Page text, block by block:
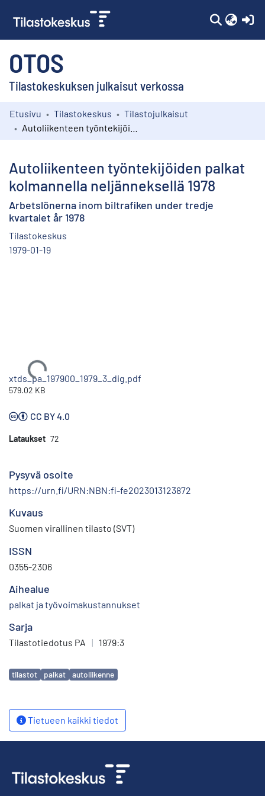
OTOS
Tilastokeskuksen julkaisut verkossa
Kokoelmat
Etusivu Tilastokeskus
Tilastojulkaisut
Autoliikenteen työntekijöiden palkat
kolmannella neljänneksellä 1978
Arbetslönerna inom biltrafiken under tredje
kvartalet år 1978
Tilastokeskus
1979-01-19
Ladataan...
xtds_pa_197900_1979_3_dig.pdf
579.02 KB
CC BY 4.0
Lataukset 72
Pysyvä osoite
https://urn.fi/URN:NBN:fi-fe2023013123872
Kuvaus
Suomen virallinen tilasto (SVT)
ISSN
0355-2306
Aihealue
palkat ja työvoimakustannukset
Sarja
Tilastotiedotus PA | 1979:3
Avainsanat
tilastot palkat autoliikenne
Tietueen kaikki tiedot